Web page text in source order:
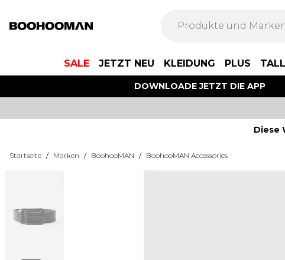
SALE JETZT NEU KLEIDUNG PLUS TALL
DOWNLOADE JETZT DIE APP
Diese
Startseite / Marken / BoohooMAN / BoohooMAN Accessories